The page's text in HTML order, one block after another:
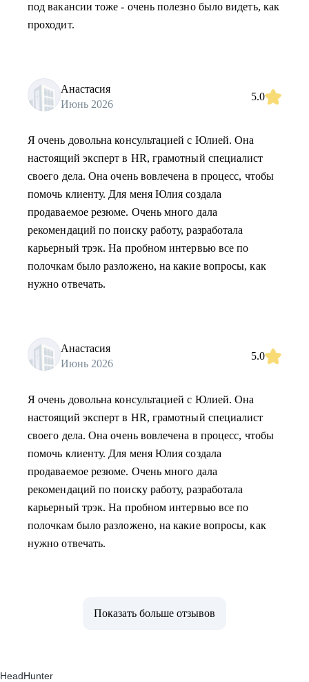
под вакансии тоже - очень полезно было видеть, как
проходит.
Анастасия
Июнь 2026
5.0
Я очень довольна консультацией с Юлией. Она
настоящий эксперт в HR, грамотный специалист
своего дела. Она очень вовлечена в процесс, чтобы
помочь клиенту. Для меня Юлия создала
продаваемое резюме. Очень много дала
рекомендаций по поиску работу, разработала
карьерный трэк. На пробном интервью все по
полочкам было разложено, на какие вопросы, как
нужно отвечать.
Анастасия
Июнь 2026
5.0
Я очень довольна консультацией с Юлией. Она
настоящий эксперт в HR, грамотный специалист
своего дела. Она очень вовлечена в процесс, чтобы
помочь клиенту. Для меня Юлия создала
продаваемое резюме. Очень много дала
рекомендаций по поиску работу, разработала
карьерный трэк. На пробном интервью все по
полочкам было разложено, на какие вопросы, как
нужно отвечать.
Показать больше отзывов
HeadHunter